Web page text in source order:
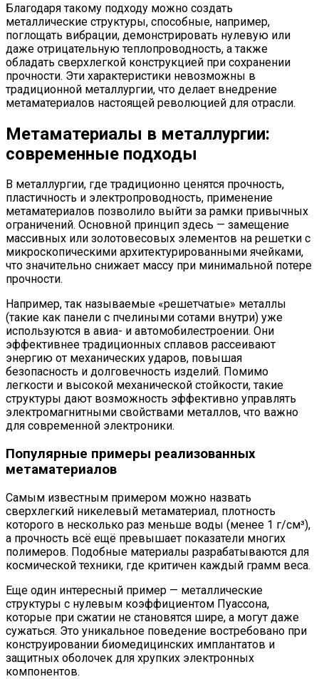
Благодаря такому подходу можно создать
металлические структуры, способные, например,
поглощать вибрации, демонстрировать нулевую или
даже отрицательную теплопроводность, а также
обладать сверхлегкой конструкцией при сохранении
прочности. Эти характеристики невозможны в
традиционной металлургии, что делает внедрение
метаматериалов настоящей революцией для отрасли.
Метаматериалы в металлургии:
современные подходы
В металлургии, где традиционно ценятся прочность,
пластичность и электропроводность, применение
метаматериалов позволило выйти за рамки привычных
ограничений. Основной принцип здесь — замещение
массивных или золотовесовых элементов на решетки с
микроскопическими архитектурированными ячейками,
что значительно снижает массу при минимальной потере
прочности.
Например, так называемые «решетчатые» металлы
(такие как панели с пчелиными сотами внутри) уже
используются в авиа- и автомобилестроении. Они
эффективнее традиционных сплавов рассеивают
энергию от механических ударов, повышая
безопасность и долговечность изделий. Помимо
легкости и высокой механической стойкости, такие
структуры дают возможность эффективно управлять
электромагнитными свойствами металлов, что важно
для современной электроники.
Популярные примеры реализованных
метаматериалов
Самым известным примером можно назвать
сверхлегкий никелевый метаматериал, плотность
которого в несколько раз меньше воды (менее 1 г/см³),
а прочность всё ещё превышает показатели многих
полимеров. Подобные материалы разрабатываются для
космической техники, где критичен каждый грамм веса.
Еще один интересный пример — металлические
структуры с нулевым коэффициентом Пуассона,
которые при сжатии не становятся шире, а могут даже
сужаться. Это уникальное поведение востребовано при
конструировании биомедицинских имплантатов и
защитных оболочек для хрупких электронных
компонентов.